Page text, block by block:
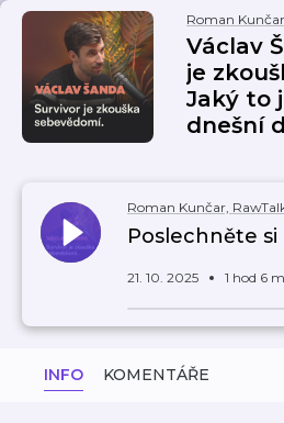
Roman
Václav
je
Jaký to
dnešní
Roman Kunčar,
Poslechněte
21. 10. 2025 1 hod 6
INFO KOMENTÁŘE